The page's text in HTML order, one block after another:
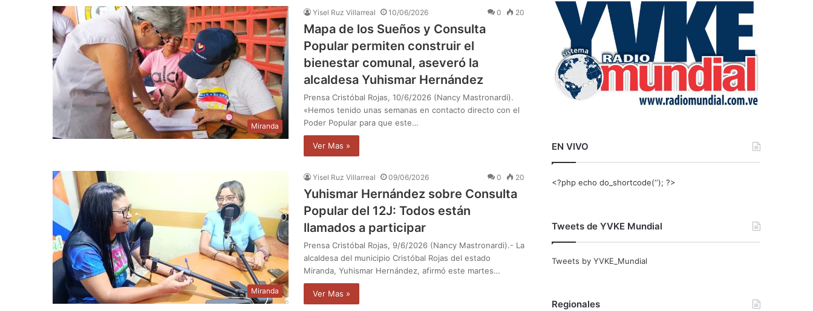
Miranda
Yisel Ruz Villarreal 10/06/2026 0 20
Mapa de los Sueños y Consulta
Popular permiten construir el
bienestar comunal, aseveró la
alcaldesa Yuhismar Hernández
Prensa Cristóbal Rojas, 10/6/2026 (Nancy Mastronardi).
«Hemos tenido unas semanas en contacto directo con el
Poder Popular para que este…
Ver Mas »
Miranda
Yisel Ruz Villarreal 09/06/2026 0 20
Yuhismar Hernández sobre Consulta
Popular del 12J: Todos están
llamados a participar
Prensa Cristóbal Rojas, 9/6/2026 (Nancy Mastronardi).- La
alcaldesa del municipio Cristóbal Rojas del estado
Miranda, Yuhismar Hernández, afirmó este martes…
Ver Mas »
r
EN VIVO
<?php echo do_shortcode(‘‘); ?>
Tweets de YVKE Mundial
Tweets by YVKE_Mundial
Regionales